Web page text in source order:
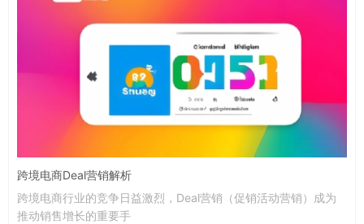
跨境电商Deal营销解析
跨境电商行业的竞争日益激烈，Deal营销（促销活动营销）成为
推动销售增长的重要手